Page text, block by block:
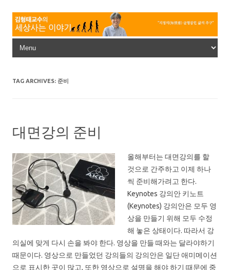
Skip to content
TAG ARCHIVES: 준비
대면강의 준비
올해부터는 대면강의를 할
것으로 간주하고 이제 하나
씩 준비해가려고 한다.
Keynotes 강의안 키노트
(Keynotes) 강의안은 모두 영
상을 만들기 위해 모두 수정
해 놓은 상태이다. 따라서 강
의실에 맞게 다시 손을 봐야 한다. 영상을 만들 때와는 달라야하기
때문이다. 영상으로 만들었던 강의들의 강의안은 일단 애미메이션
으로 표시한 곳이 많고, 또한 영상으로 설명을 해야 하기 때문에 중